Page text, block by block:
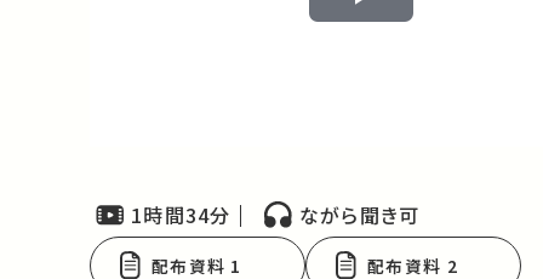
Play
1時間34分 ながら聞き可
配布資料 1 配布資料 2